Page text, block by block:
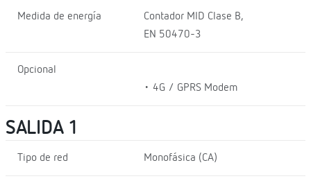
Medida de energía
Contador MID Clase B,
EN 50470-3
Opcional
• 4G / GPRS Modem
SALIDA 1
Tipo de red Monofásica (CA)